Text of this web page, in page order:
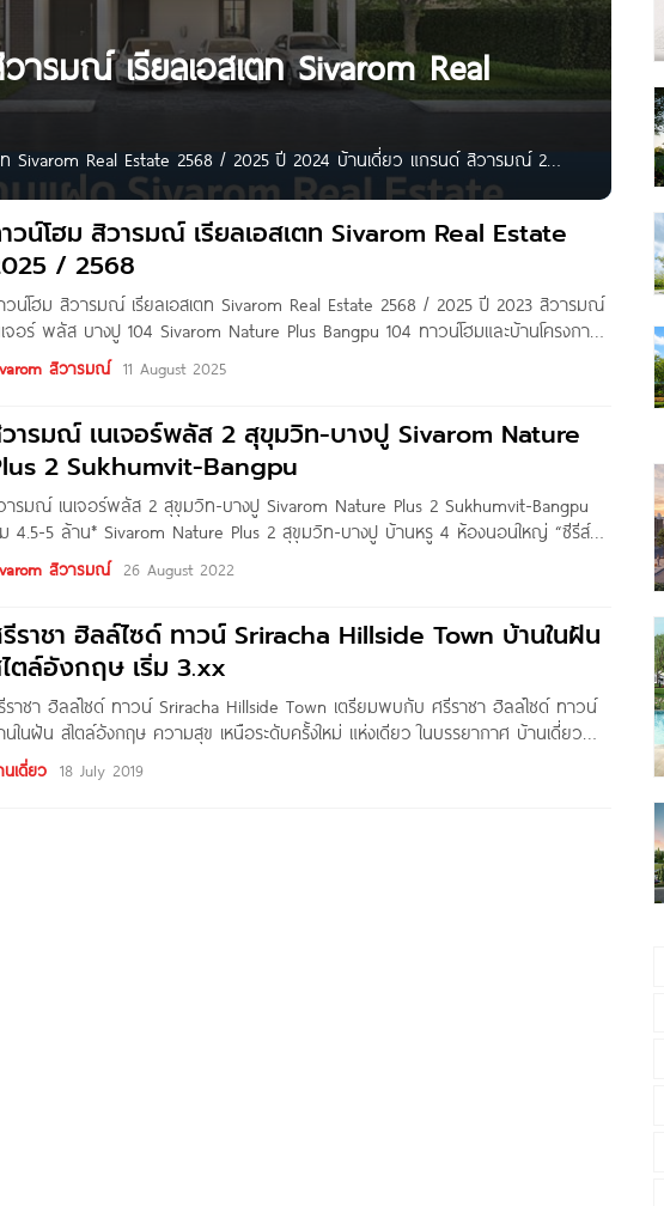
รมณ์ เรียลเอสเตท Sivarom Real
Sivarom Real Estate 2568 / 2025 ปี 2024 บ้านเดี่ยว แกรนด์ สิวารมณ์ 2
Bangpu ติดถนนสุขุมวิท ใกล้ BTS สายสีเขียว เชื่อมต่อนิคมฯ เพียง 15 นาที*
วน์โฮม สิวารมณ์ เรียลเอสเตท Sivarom Real Estate
/ 2568
วน์โฮม สิวารมณ์ เรียลเอสเตท Sivarom Real Estate 2568 / 2025 ปี 2023 สิวารมณ์
เจอร์ พลัส บางปู 104 Sivarom Nature Plus Bangpu 104 ทาวน์โฮมและบ้านโครงการ
ม่ สไตล์ Bergen Norway จาก Sivarom สิวารมณ์ วิลเลจ วงแหวน-ชัยพฤกษ์
สิวารมณ์ 11 August 2025
ารมณ์ เนเจอร์พลัส 2 สุขุมวิท-บางปู Sivarom Nature
2 Sukhumvit-Bangpu
ารมณ์ เนเจอร์พลัส 2 สุขุมวิท-บางปู Sivarom Nature Plus 2 Sukhumvit-Bangpu
ม 4.5-5 ล้าน* Sivarom Nature Plus 2 สุขุมวิท-บางปู บ้านหรู 4 ห้องนอนใหญ่ “ซีรีส์
ม่ล่าสุด” สไตล์ Modern English Victorian โครงการคุณภาพจาก บริษัท สิวารมณ์ เรี
เอสเตท จำกัด (มหาชน) ที่ตั้งโครงการอยู่ภายในซอยบางปู 83 ถนนสุขุมวิท ต.บางปูใหม่
สิวารมณ์ 26 August 2022
ราชา ฮิลล์ไซด์ ทาวน์ Sriracha Hillside Town บ้านในฝัน
ตล์อังกฤษ เริ่ม 3.xx
ราชา ฮิลล์ไซด์ ทาวน์ Sriracha Hillside Town เตรียมพบกับ ศรีราชา ฮิลล์ไซด์ ทาวน์
นในฝัน สไตล์อังกฤษ ความสุข เหนือระดับครั้งใหม่ แห่งเดียว ในบรรยากาศ บ้านเดี่ยว
นแฝด สไตล์ อังกฤษ 4 ห้องนอน ใกล้ถนนสุขุมวิท เพียง 100 เมตร คมนาคมสะดวก
ก็รายล้อมด้วยธรรมชาติ ด้านหลังติดภูเขา ด้านหน้าเห็นวิวทะเล
นเดี่ยว 18 July 2019